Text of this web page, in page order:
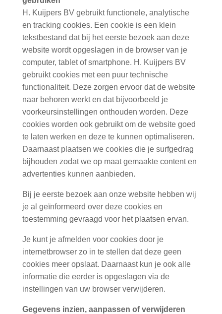
H. Kuijpers BV gebruikt functionele, analytische
en tracking cookies. Een cookie is een klein
tekstbestand dat bij het eerste bezoek aan deze
website wordt opgeslagen in de browser van je
computer, tablet of smartphone. H. Kuijpers BV
gebruikt cookies met een puur technische
functionaliteit. Deze zorgen ervoor dat de website
naar behoren werkt en dat bijvoorbeeld je
voorkeursinstellingen onthouden worden. Deze
cookies worden ook gebruikt om de website goed
te laten werken en deze te kunnen optimaliseren.
Daarnaast plaatsen we cookies die je surfgedrag
bijhouden zodat we op maat gemaakte content en
advertenties kunnen aanbieden.
Bij je eerste bezoek aan onze website hebben wij
je al geïnformeerd over deze cookies en
toestemming gevraagd voor het plaatsen ervan.
Je kunt je afmelden voor cookies door je
internetbrowser zo in te stellen dat deze geen
cookies meer opslaat. Daarnaast kun je ook alle
informatie die eerder is opgeslagen via de
instellingen van uw browser verwijderen.
Gegevens inzien, aanpassen of verwijderen